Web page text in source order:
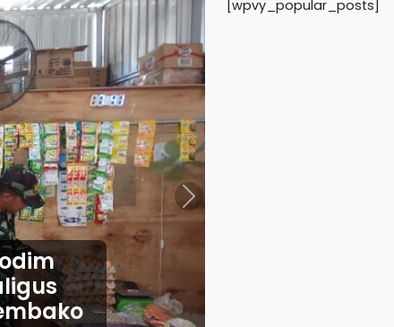
Idul Fitri 1447 H, Anggota Kodim
Ponorogo Perkuat Pengamanan dan
Pelayanan Ketupat Semeru 2026
Next
[wpvy_popular_posts]